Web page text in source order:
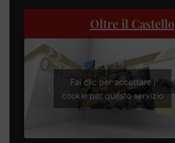
Oltre il Castello
Fai clic per accettare i
cookie per questo servizio